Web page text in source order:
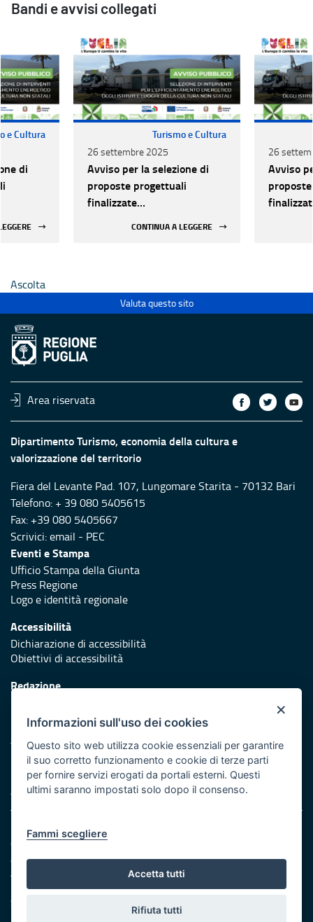
Bandi e avvisi collegati
e Cultura
di
Turismo e Cultura
26 settembre 2025
Avviso per la selezione di
proposte progettuali
finalizzate
CONTINUA A LEGGERE
26
Avviso
Ascolta
Valuta questo sito
Area riservata
Dipartimento Turismo, economia della cultura e
valorizzazione del territorio
Fiera del Levante Pad. 107, Lungomare Starita - 70132 Bari
Telefono: + 39 080 5405615
Fax: +39 080 5405667
Scrivici:email - PEC
Eventi e Stampa
Ufficio Stampa della Giunta
Press Regione
Logo e identità regionale
Accessibilità
Dichiarazione di accessibilità
Obiettivi di accessibilità
Redazione
Protezione civile
Vai al sito di Protezione Civile Puglia
Iniziativa finanziata con risorse del POR Puglia 2014/2020 -
Asse XI
Note legali
Cookie e privacy
Amministrazione trasparente
Atti di notifica
Feed RSS
Servizi intranet
×
Informazioni sull'uso dei cookies
Questo sito web utilizza cookie essenziali per garantire
il suo corretto funzionamento e cookie di terze parti
per fornire servizi erogati da portali esterni. Questi
ultimi saranno impostati solo dopo il consenso.
Fammi scegliere
Accetta tutti
Rifiuta tutti